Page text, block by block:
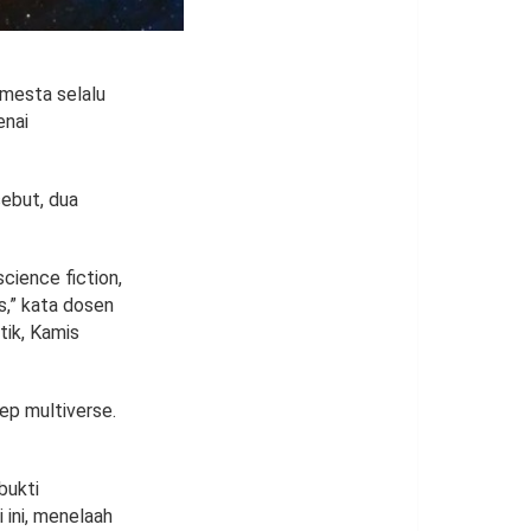
selalu
dua
fiction,
kata dosen
Kamis
multiverse.
menelaah